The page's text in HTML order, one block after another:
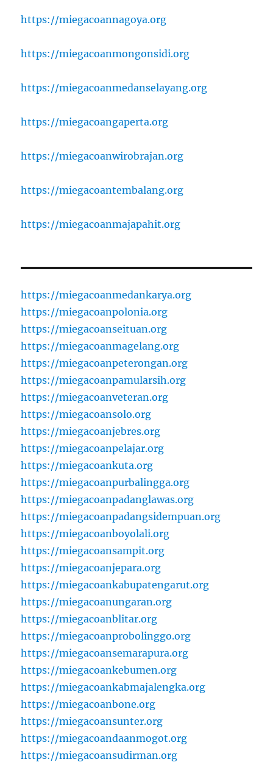
https://miegacoannagoya.org
https://miegacoanmongonsidi.org
https://miegacoanmedanselayang.org
https://miegacoangaperta.org
https://miegacoanwirobrajan.org
https://miegacoantembalang.org
https://miegacoanmajapahit.org
https://miegacoanmedankarya.org
https://miegacoanpolonia.org
https://miegacoanseituan.org
https://miegacoanmagelang.org
https://miegacoanpeterongan.org
https://miegacoanpamularsih.org
https://miegacoanveteran.org
https://miegacoansolo.org
https://miegacoanjebres.org
https://miegacoanpelajar.org
https://miegacoankuta.org
https://miegacoanpurbalingga.org
https://miegacoanpadanglawas.org
https://miegacoanpadangsidempuan.org
https://miegacoanboyolali.org
https://miegacoansampit.org
https://miegacoanjepara.org
https://miegacoankabupatengarut.org
https://miegacoanungaran.org
https://miegacoanblitar.org
https://miegacoanprobolinggo.org
https://miegacoansemarapura.org
https://miegacoankebumen.org
https://miegacoankabmajalengka.org
https://miegacoanbone.org
https://miegacoansunter.org
https://miegacoandaanmogot.org
https://miegacoansudirman.org